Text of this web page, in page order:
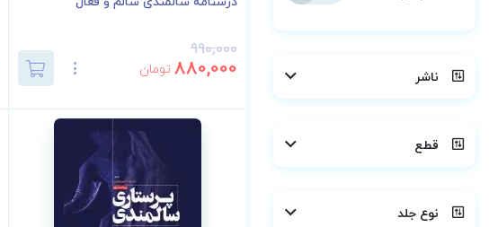
ناشر
قطع
نوع جلد
990,000
880,000 تومان